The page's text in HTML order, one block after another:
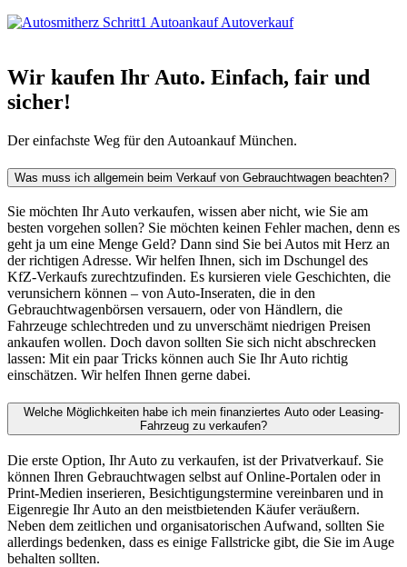
Wir kaufen Ihr Auto. Einfach, fair und
sicher!
Der einfachste Weg für den Autoankauf München.
Was muss ich allgemein beim Verkauf von Gebrauchtwagen beachten?
Sie möchten Ihr Auto verkaufen, wissen aber nicht, wie Sie am
besten vorgehen sollen? Sie möchten keinen Fehler machen, denn es
geht ja um eine Menge Geld? Dann sind Sie bei Autos mit Herz an
der richtigen Adresse. Wir helfen Ihnen, sich im Dschungel des
KfZ-Verkaufs zurechtzufinden. Es kursieren viele Geschichten, die
verunsichern können – von Auto-Inseraten, die in den
Gebrauchtwagenbörsen versauern, oder von Händlern, die
Fahrzeuge schlechtreden und zu unverschämt niedrigen Preisen
ankaufen wollen. Doch davon sollten Sie sich nicht abschrecken
lassen: Mit ein paar Tricks können auch Sie Ihr Auto richtig
einschätzen. Wir helfen Ihnen gerne dabei.
Welche Möglichkeiten habe ich mein finanziertes Auto oder Leasing-
Fahrzeug zu verkaufen?
Die erste Option, Ihr Auto zu verkaufen, ist der Privatverkauf. Sie
können Ihren Gebrauchtwagen selbst auf Online-Portalen oder in
Print-Medien inserieren, Besichtigungstermine vereinbaren und in
Eigenregie Ihr Auto an den meistbietenden Käufer veräußern.
Neben dem zeitlichen und organisatorischen Aufwand, sollten Sie
allerdings bedenken, dass es einige Fallstricke gibt, die Sie im Auge
behalten sollten.